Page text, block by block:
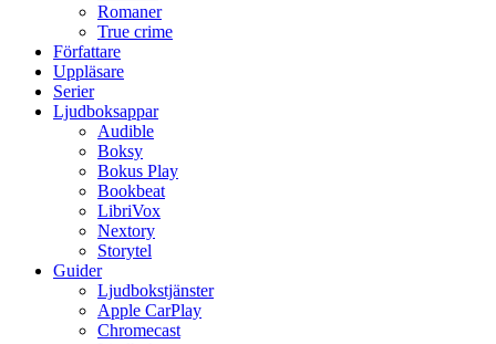
Romaner
True crime
Författare
Uppläsare
Serier
Ljudboksappar
Audible
Boksy
Bokus Play
Bookbeat
LibriVox
Nextory
Storytel
Guider
Ljudbokstjänster
Apple CarPlay
Chromecast